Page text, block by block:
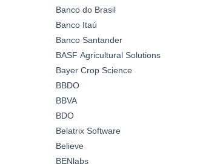
Banco do Brasil
Banco Itaú
Banco Santander
BASF Agricultural Solutions
Bayer Crop Science
BBDO
BBVA
BDO
Belatrix Software
Believe
BENlabs